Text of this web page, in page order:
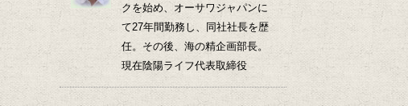
クを始め、オーサワジャパンに
て27年間勤務し、同社社長を歴
任。その後、海の精企画部長。
現在陰陽ライフ代表取締役